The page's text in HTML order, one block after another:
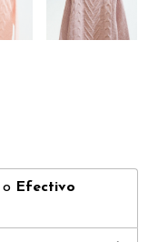
o Efectivo